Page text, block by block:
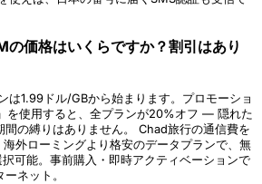
の価格はいくらですか？割引はあり
は1.99ドル/GBから始まります。プロモーショ
を使用すると、全プランが20%オフ — 隠れた
間の縛りはありません。 Chad旅行の通信費を
外ローミングより格安のデータプランで、無
択可能。事前購入・即時アクティベーションで
ネット。